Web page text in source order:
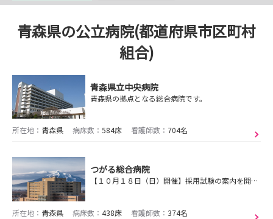
青森県の公立病院(都道府県市区町村
組合)
青森県立中央病院
青森県の拠点となる総合病院です。
所在地： 青森県 病床数： 584床 看護師数： 704名
つがる総合病院
【１０月１８日（日）開催】採用試験の案内を開始いたしました！ / 患者さんによりそい信頼される看護を提供します
所在地： 青森県 病床数： 438床 看護師数： 374名